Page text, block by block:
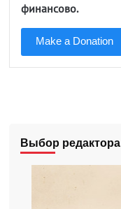
финансово.
Make a Donation
Выбор редактора